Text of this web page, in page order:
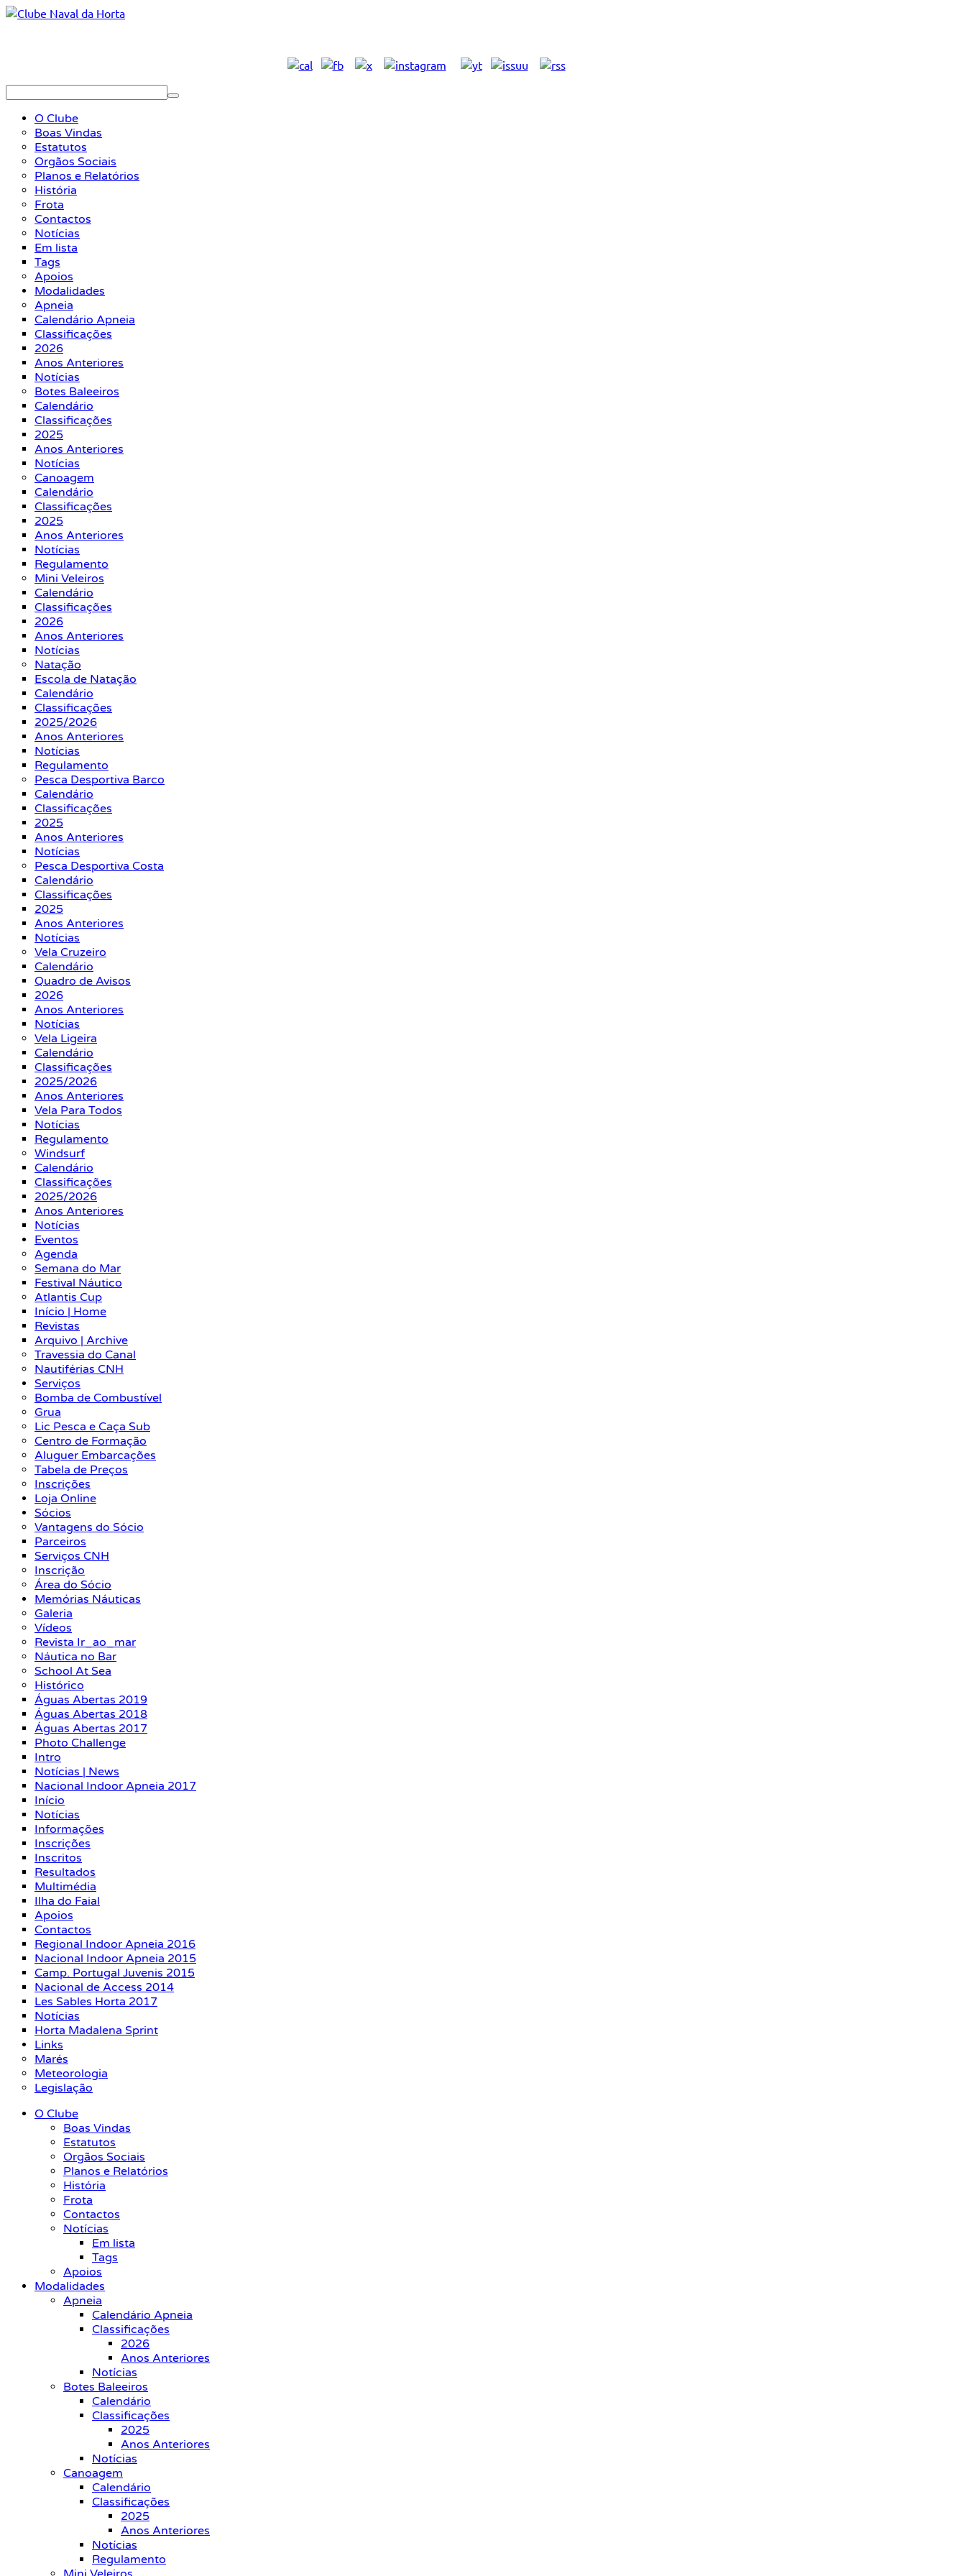
O Clube
Boas Vindas
Estatutos
Orgãos Sociais
Planos e Relatórios
História
Frota
Contactos
Notícias
Em lista
Tags
Apoios
Modalidades
Apneia
Calendário Apneia
Classificações
2026
Anos Anteriores
Notícias
Botes Baleeiros
Calendário
Classificações
2025
Anos Anteriores
Notícias
Canoagem
Calendário
Classificações
2025
Anos Anteriores
Notícias
Regulamento
Mini Veleiros
Calendário
Classificações
2026
Anos Anteriores
Notícias
Natação
Escola de Natação
Calendário
Classificações
2025/2026
Anos Anteriores
Notícias
Regulamento
Pesca Desportiva Barco
Calendário
Classificações
2025
Anos Anteriores
Notícias
Pesca Desportiva Costa
Calendário
Classificações
2025
Anos Anteriores
Notícias
Vela Cruzeiro
Calendário
Quadro de Avisos
2026
Anos Anteriores
Notícias
Vela Ligeira
Calendário
Classificações
2025/2026
Anos Anteriores
Vela Para Todos
Notícias
Regulamento
Windsurf
Calendário
Classificações
2025/2026
Anos Anteriores
Notícias
Eventos
Agenda
Semana do Mar
Festival Náutico
Atlantis Cup
Início | Home
Revistas
Arquivo | Archive
Travessia do Canal
Nautiférias CNH
Serviços
Bomba de Combustível
Grua
Lic Pesca e Caça Sub
Centro de Formação
Aluguer Embarcações
Tabela de Preços
Inscrições
Loja Online
Sócios
Vantagens do Sócio
Parceiros
Serviços CNH
Inscrição
Área do Sócio
Memórias Náuticas
Galeria
Vídeos
Revista Ir_ao_mar
Náutica no Bar
School At Sea
Histórico
Águas Abertas 2019
Águas Abertas 2018
Águas Abertas 2017
Photo Challenge
Intro
Notícias | News
Nacional Indoor Apneia 2017
Início
Notícias
Informações
Inscrições
Inscritos
Resultados
Multimédia
Ilha do Faial
Apoios
Contactos
Regional Indoor Apneia 2016
Nacional Indoor Apneia 2015
Camp. Portugal Juvenis 2015
Nacional de Access 2014
Les Sables Horta 2017
Notícias
Horta Madalena Sprint
Links
Marés
Meteorologia
Legislação
O Clube
Boas Vindas
Estatutos
Orgãos Sociais
Planos e Relatórios
História
Frota
Contactos
Notícias
Em lista
Tags
Apoios
Modalidades
Apneia
Calendário Apneia
Classificações
2026
Anos Anteriores
Notícias
Botes Baleeiros
Calendário
Classificações
2025
Anos Anteriores
Notícias
Canoagem
Calendário
Classificações
2025
Anos Anteriores
Notícias
Regulamento